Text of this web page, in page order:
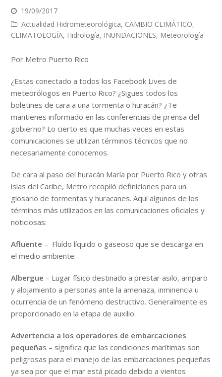
19/09/2017
Actualidad Hidrometeorológica, CAMBIO CLIMÁTICO,
CLIMATOLOGÍA, Hidrología, INUNDACIONES, Meteorología
Por Metro Puerto Rico
¿Estas conectado a todos los Facebook Lives de
meteorólogos en Puerto Rico? ¿Sigues todos los
boletines de cara a una tormenta o huracán? ¿Te
mantienes informado en las conferencias de prensa del
gobierno? Lo cierto es que muchas veces en estas
comunicaciones se utilizan términos técnicos que no
necesariamente conocemos.
De cara al paso del huracán María por Puerto Rico y otras
islas del Caribe, Metro recopiló definiciones para un
glosario de tormentas y huracanes. Aquí algunos de los
términos más utilizados en las comunicaciones oficiales y
noticiosas:
Afluente – Fluído líquido o gaseoso que se descarga en
el medio ambiente.
Albergue – Lugar físico destinado a prestar asilo, amparo
y alojamiento a personas ante la amenaza, inminencia u
ocurrencia de un fenómeno destructivo. Generalmente es
proporcionado en la etapa de auxilio.
Advertencia a los operadores de embarcaciones
pequeñas – significa que las condiciones marítimas son
peligrosas para el manejo de las embarcaciones pequeñas
ya sea por que el mar está picado debido a vientos